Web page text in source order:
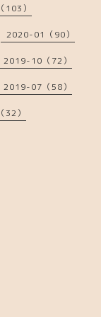
）
2020-01（90）
2019-10（72）
2019-07（58）
）